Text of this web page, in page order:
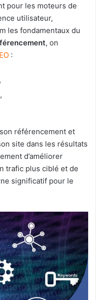
pour les moteurs de
utilisateur,
les fondamentaux du
, on
:
référencement et
site dans les résultats
d’améliorer
trafic plus ciblé et de
significatif pour le